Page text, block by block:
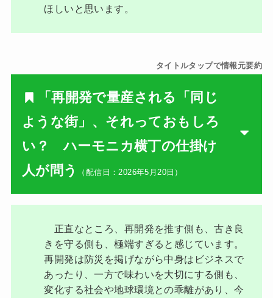
ほしいと思います。
タイトルタップで情報元要約
「再開発で量産される「同じ
ような街」、それっておもしろ
い？ ハーモニカ横丁の仕掛け
人が問う
（配信日：2026年5月20日）
正直なところ、再開発を推す側も、古き良
きを守る側も、極端すぎると感じています。
再開発は防災を掲げながら中身はビジネスで
あったり、一方で味わいを大切にする側も、
変化する社会や地球環境との乖離があり、今